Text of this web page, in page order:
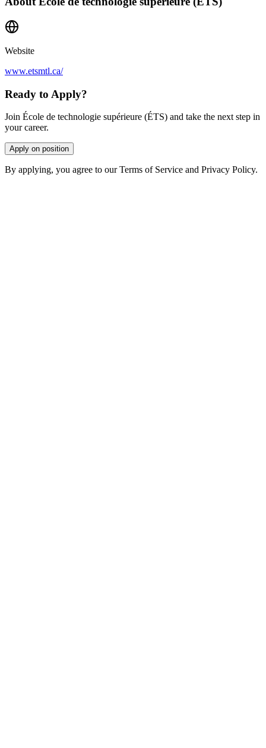
Website
www.etsmtl.ca/
Ready to Apply?
Join École de technologie supérieure (ÉTS) and take the next step in
your career.
Apply on position
By applying, you agree to our Terms of Service and Privacy Policy.